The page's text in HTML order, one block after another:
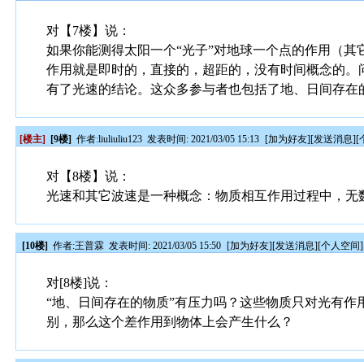
对【7楼】说：
如果你能测得太阳一个“光子”对地球一个点的作用（
作用就是即时的，直接的，超距的，没有时间概念的
有了光速的结论。这众多参与者也包括了地、日间存在
[楼主] [9楼] 作者:liuliuliu123 发表时间: 2021/03/05 15:13 [加为好友][发送消息][
对【8楼】说：
光速和其它波速是一种概念：物质相互作用过程中，
[10楼] 作者:王普霖 发表时间: 2021/03/05 15:50 [加为好友][发送消息][个人空间]
对[8楼]说：
“地、日间存在的物质”有压力吗？这些物质只对光有
别，那么这个差作用到物体上会产生什么？